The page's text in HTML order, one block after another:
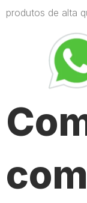
produtos de alta